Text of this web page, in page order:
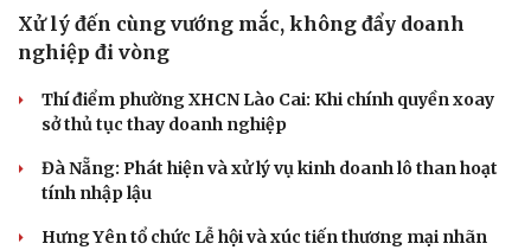
Xử lý đến cùng vướng mắc, không đẩy doanh
nghiệp đi vòng
Thí điểm phường XHCN Lào Cai: Khi chính quyền xoay
sở thủ tục thay doanh nghiệp
Đà Nẵng: Phát hiện và xử lý vụ kinh doanh lô than hoạt
tính nhập lậu
Hưng Yên tổ chức Lễ hội và xúc tiến thương mại nhãn